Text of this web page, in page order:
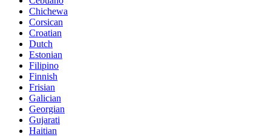
Chichewa
Corsican
Croatian
Dutch
Estonian
Filipino
Finnish
Frisian
Galician
Georgian
Gujarati
Haitian